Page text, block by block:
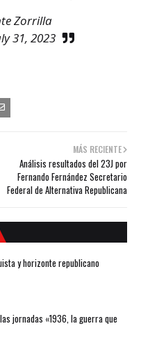
Zorrilla
31, 2023
MÁS RECIENTE
Análisis resultados del 23J por
Fernando Fernández Secretario
Federal de Alternativa Republicana
y horizonte republicano
jornadas «1936, la guerra que